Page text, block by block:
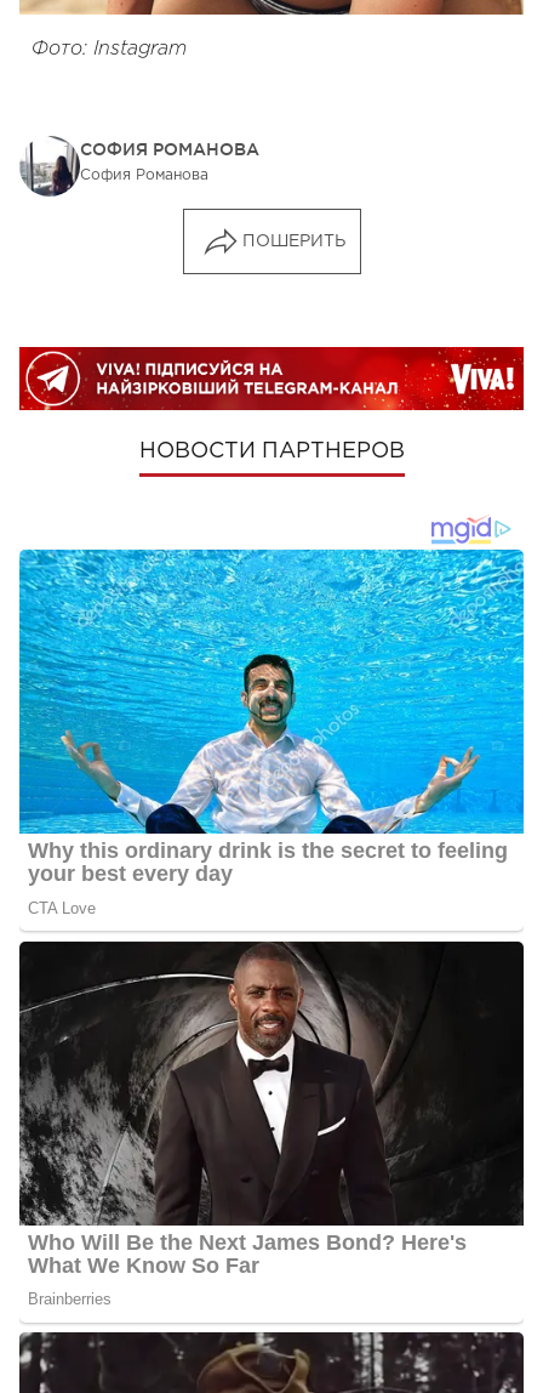
Фото: Instagram
СОФИЯ РОМАНОВА
София Романова
ПОШЕРИТЬ
НОВОСТИ ПАРТНЕРОВ